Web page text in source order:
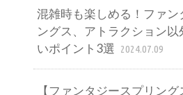
混雑時も楽しめる！ファン
ングス、アトラクション以
いポイント3選 2024.07.09
【ファンタジースプリン